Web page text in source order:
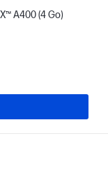
A400 (4 Go)